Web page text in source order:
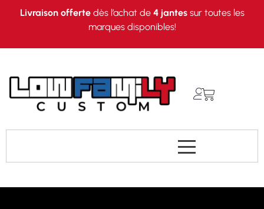
Livraison offertedès l’achat de 4 jantessur toutes les
marques disponibles!